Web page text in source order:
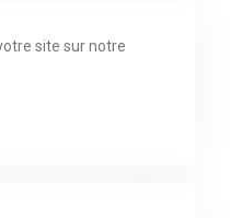
site sur notre